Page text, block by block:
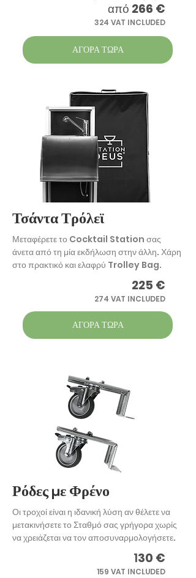
από 266 €
324 VAT INCLUDED
ΑΓΟΡΑ ΤΩΡΑ
Τσάντα Τρόλεϊ
Μεταφέρετε το Cocktail Station σας
άνετα από τη μία εκδήλωση στην άλλη. Χάρη
στο πρακτικό και ελαφρύ Trolley Bag.
225 €
274 VAT INCLUDED
ΑΓΟΡΑ ΤΩΡΑ
Ρόδες με Φρένο
Οι τροχοί είναι η ιδανική λύση αν θέλετε να
μετακινήσετε το Σταθμό σας γρήγορα χωρίς
να χρειάζεται να τον αποσυναρμολογήσετε.
130 €
159 VAT INCLUDED